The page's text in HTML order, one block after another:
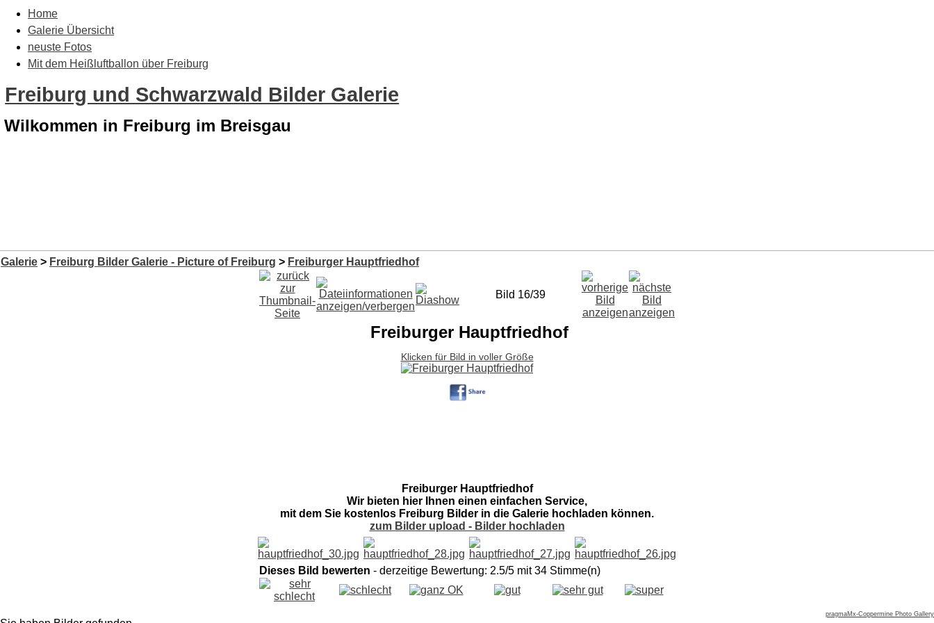
Home
Galerie Übersicht
neuste Fotos
Mit dem Heißluftballon über Freiburg
Freiburg und Schwarzwald Bilder Galerie
Wilkommen in Freiburg im Breisgau
Galerie > Freiburg Bilder Galerie - Picture of Freiburg > Freiburger Hauptfriedhof
Bild 16/39
Freiburger Hauptfriedhof
Klicken für Bild in voller Größe
Freiburger Hauptfriedhof
Wir bieten hier Ihnen einen einfachen Service,
mit dem Sie kostenlos Freiburg Bilder in die Galerie hochladen können.
zum Bilder upload - Bilder hochladen
Dieses Bild bewerten - derzeitige Bewertung: 2.5/5 mit 34 Stimme(n)
pragmaMx-Coppermine Photo Gallery